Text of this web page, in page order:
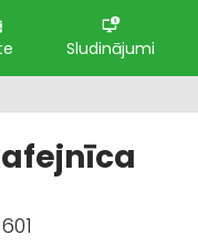
Sludinājumi